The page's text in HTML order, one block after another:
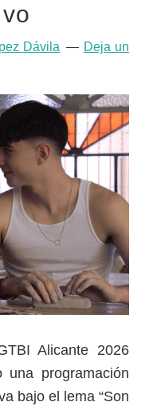
Dávila
Deja un
Alicante 2026
programación
bajo el lema “Son